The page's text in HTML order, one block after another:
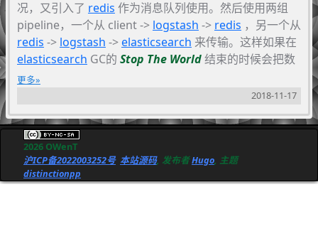
况，又引入了 redis 作为消息队列使用。然后使用两组
pipeline，一个从 client -> logstash -> redis ，另一个从
redis -> logstash ->elasticsearch 来传输。这样如果在
elasticsearch GC的 Stop The World结束的时候会把数
据补回去。 外面更大型的部署也有用
。不过我们目前的应用也不太需要
kafka和pulsar那种数据落地和强一致性，使用redis
也已经够了。
更多
2018-11-17
2026 OWenT
沪ICP备2022003252号 本站源码, 发布者Hugo , 主题
distinctionpp